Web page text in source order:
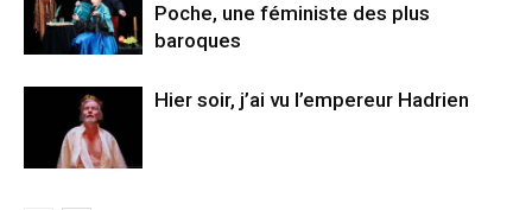
Poche, une féministe des plus
baroques
Hier soir, j’ai vu l’empereur Hadrien